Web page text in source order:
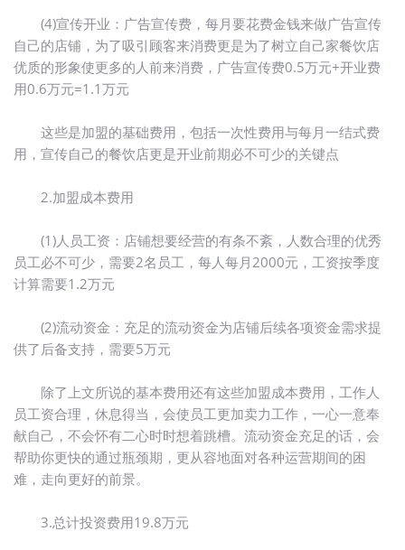
(4)宣传开业：广告宣传费，每月要花费金钱来做广告宣传
自己的店铺，为了吸引顾客来消费更是为了树立自己家餐饮店
优质的形象使更多的人前来消费，广告宣传费0.5万元+开业费
用0.6万元=1.1万元
这些是加盟的基础费用，包括一次性费用与每月一结式费
用，宣传自己的餐饮店更是开业前期必不可少的关键点
2.加盟成本费用
(1)人员工资：店铺想要经营的有条不紊，人数合理的优秀
员工必不可少，需要2名员工，每人每月2000元，工资按季度
计算需要1.2万元
(2)流动资金：充足的流动资金为店铺后续各项资金需求提
供了后备支持，需要5万元
除了上文所说的基本费用还有这些加盟成本费用，工作人
员工资合理，休息得当，会使员工更加卖力工作，一心一意奉
献自己，不会怀有二心时时想着跳槽。流动资金充足的话，会
帮助你更快的通过瓶颈期，更从容地面对各种运营期间的困
难，走向更好的前景。
3.总计投资费用19.8万元